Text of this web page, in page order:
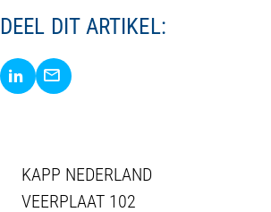
DEEL DIT ARTIKEL:
Delen via LinkedIn
Delen via E-Mail
KAPP NEDERLAND
VEERPLAAT 102